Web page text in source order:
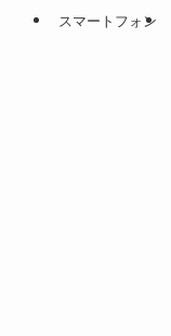
スマートフォン